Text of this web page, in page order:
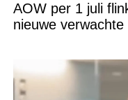
AOW per 1 juli
nieuwe verwachte